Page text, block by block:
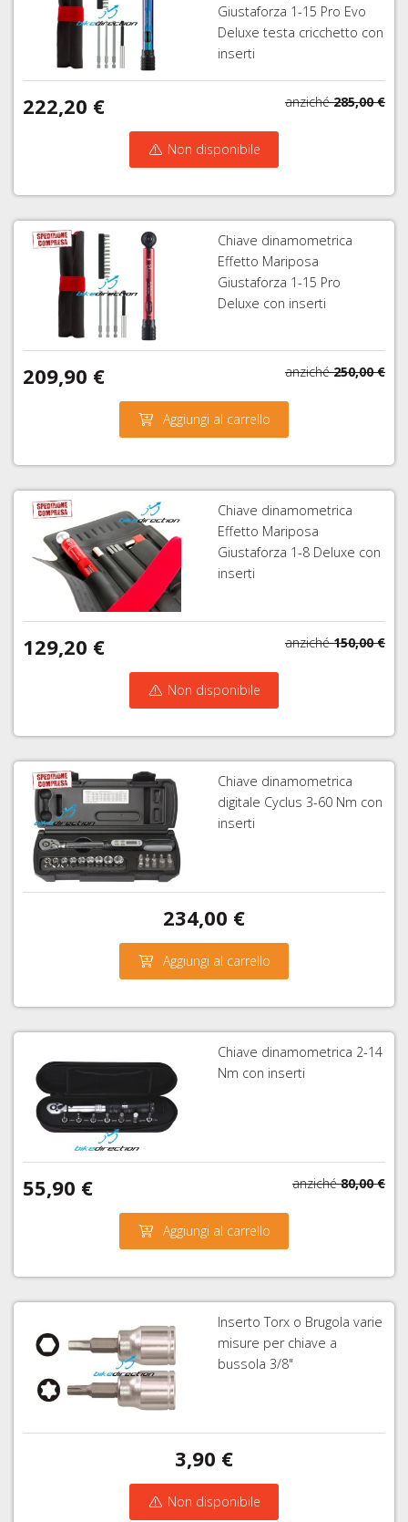
Giustaforza 1-15 Pro Evo
Deluxe testa cricchetto con
inserti
222,20 € anziché 285,00 €
Non disponibile
Chiave dinamometrica
Effetto Mariposa
Giustaforza 1-15 Pro
Deluxe con inserti
209,90 € anziché 250,00 €
Aggiungi al carrello
Chiave dinamometrica
Effetto Mariposa
Giustaforza 1-8 Deluxe con
inserti
129,20 € anziché 150,00 €
Non disponibile
Chiave dinamometrica
digitale Cyclus 3-60 Nm con
inserti
234,00 €
Aggiungi al carrello
Chiave dinamometrica 2-14
Nm con inserti
55,90 € anziché 80,00 €
Aggiungi al carrello
Inserto Torx o Brugola varie
misure per chiave a
bussola 3/8"
3,90 €
Non disponibile